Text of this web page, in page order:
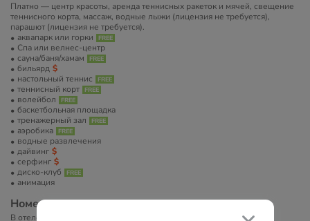
Платно — центр красоты, аренда теннисных ракеток и мячей, свещение
теннисного корта, массаж, водные лыжи (лицензия не требуется),
парашют (лицензия не требуется).
аквапарк или горки
Спа или велнес-центр
сауна/баня/хамам
бильярд
настольный теннис
теннисный корт
волейбол
баскетбольная площадка
тренажерный зал
аэробика
водные развлечения
дайвинг
серфинг
диско-клуб
анимация
Номера
В отеле 312 номеров.